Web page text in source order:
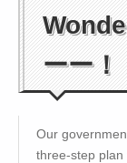
ーー！
Our
three-step plan